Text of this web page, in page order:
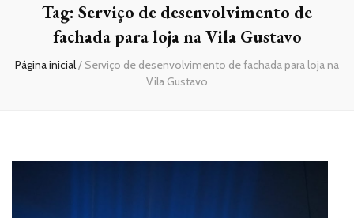
Tag: Serviço de desenvolvimento de
fachada para loja na Vila Gustavo
Página inicial/ Serviço de desenvolvimento de fachada para loja na
Vila Gustavo